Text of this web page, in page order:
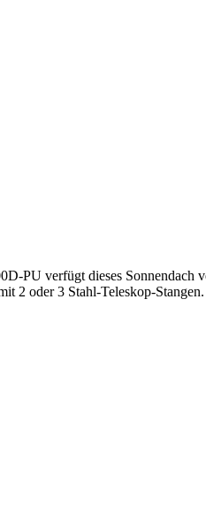
PU verfügt dieses Sonnendach
oder 3 Stahl-Teleskop-Stangen.